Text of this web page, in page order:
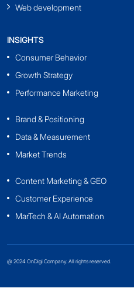
Web development
INSIGHTS
Consumer Behavior
Growth Strategy
Performance Marketing
Brand & Positioning
Data & Measurement
Market Trends
Content Marketing & GEO
Customer Experience
MarTech & AI Automation
@ 2024 OnDigi Company. All rights reserved.